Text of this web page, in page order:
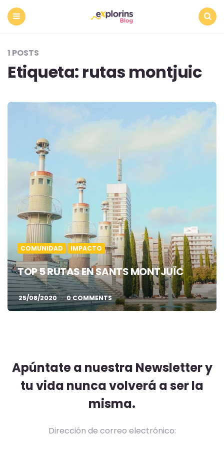
1 POSTS
Etiqueta: rutas montjuic
COMUNIDAD IMPACTO
TOP 5 RUTAS EN SANTS MONTJUÏC
25/08/2020 0 COMMENTS
Apúntate a nuestra Newsletter y
tu vida nunca volverá a ser la
misma.
Dirección de correo electrónico: